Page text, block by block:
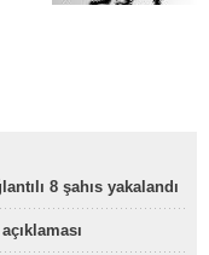
8 şahıs yakalandı